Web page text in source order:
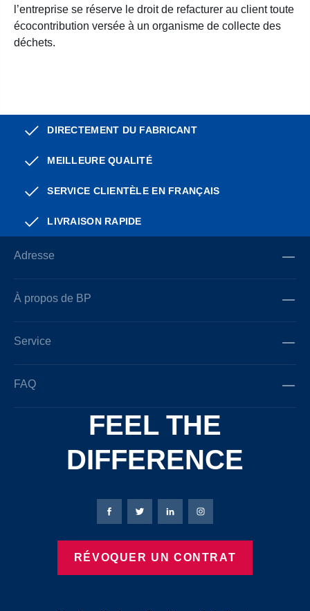
l’entreprise se réserve le droit de refacturer au client toute
écocontribution versée à un organisme de collecte des
déchets.
DIRECTEMENT DU FABRICANT
MEILLEURE QUALITÉ
SERVICE CLIENTÈLE EN FRANÇAIS
LIVRAISON RAPIDE
Adresse
À propos de BP
Service
FAQ
FEEL THE
DIFFERENCE
Page Facebook de Bierbaum-Proenen
Page X de Bierbaum-Proenen
Page LinkedIn de
Page Instagram de
RÉVOQUER UN CONTRAT